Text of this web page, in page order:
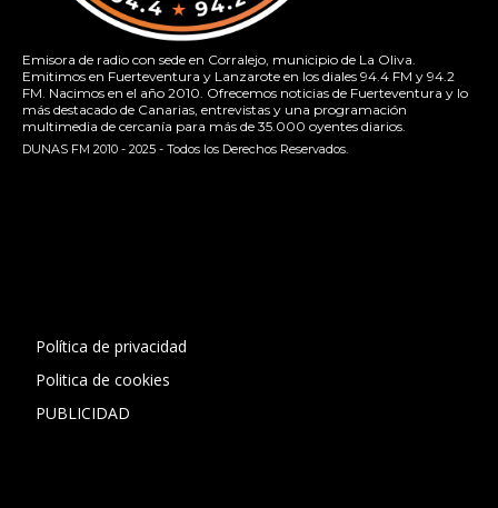
Emisora de radio con sede en Corralejo, municipio de La Oliva.
Emitimos en Fuerteventura y Lanzarote en los diales 94.4 FM y 94.2
FM. Nacimos en el año 2010. Ofrecemos noticias de Fuerteventura y lo
más destacado de Canarias, entrevistas y una programación
multimedia de cercanía para más de 35.000 oyentes diarios.
DUNAS FM 2010 - 2025 - Todos los Derechos Reservados.
Política de privacidad
Politica de cookies
PUBLICIDAD